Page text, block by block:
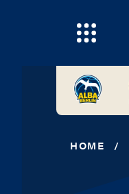
HOME /